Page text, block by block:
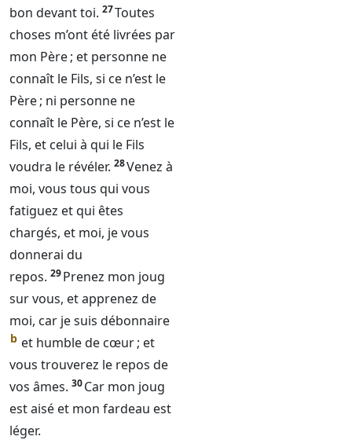
bon devant toi. 27Toutes
choses m’ont été livrées par
mon Père ; et personne ne
connaît le Fils, si ce n’est le
Père ; ni personne ne
connaît le Père, si ce n’est le
Fils, et celui à qui le Fils
voudra le révéler. 28Venez à
moi, vous tous qui vous
fatiguez et qui êtes
chargés, et moi, je vous
donnerai du
repos. 29Prenez mon joug
sur vous, et apprenez de
moi, car je suis débonnaire
b et humble de cœur ; et
vous trouverez le repos de
vos âmes. 30Car mon joug
est aisé et mon fardeau est
léger.